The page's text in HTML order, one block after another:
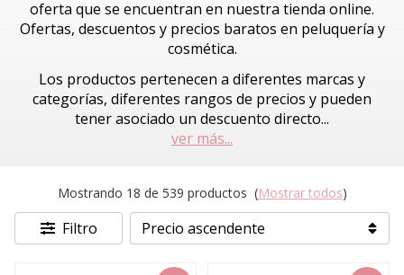
oferta que se encuentran en nuestra tienda online.
Ofertas, descuentos y precios baratos en peluquería y
cosmética.
Los productos pertenecen a diferentes marcas y
categorías, diferentes rangos de precios y pueden
tener asociado un descuento directo...
ver más...
Mostrando 18 de 539 productos (Mostrar todos)
Filtro